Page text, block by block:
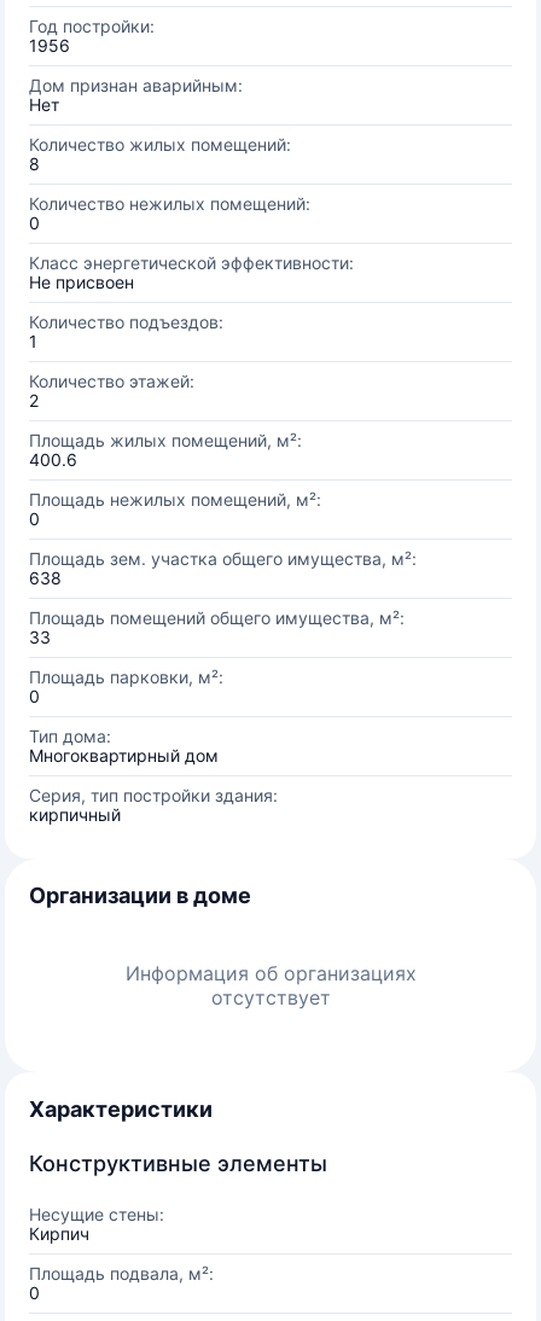
Год постройки:
1956
Дом признан аварийным:
Нет
Количество жилых помещений:
8
Количество нежилых помещений:
0
Класс энергетической эффективности:
Не присвоен
Количество подъездов:
1
Количество этажей:
2
Площадь жилых помещений, м²:
400.6
Площадь нежилых помещений, м²:
0
Площадь зем. участка общего имущества, м²:
638
Площадь помещений общего имущества, м²:
33
Площадь парковки, м²:
0
Тип дома:
Многоквартирный дом
Серия, тип постройки здания:
кирпичный
Организации в доме
Информация об организациях
отсутствует
Характеристики
Конструктивные элементы
Несущие стены:
Кирпич
Площадь подвала, м²:
0